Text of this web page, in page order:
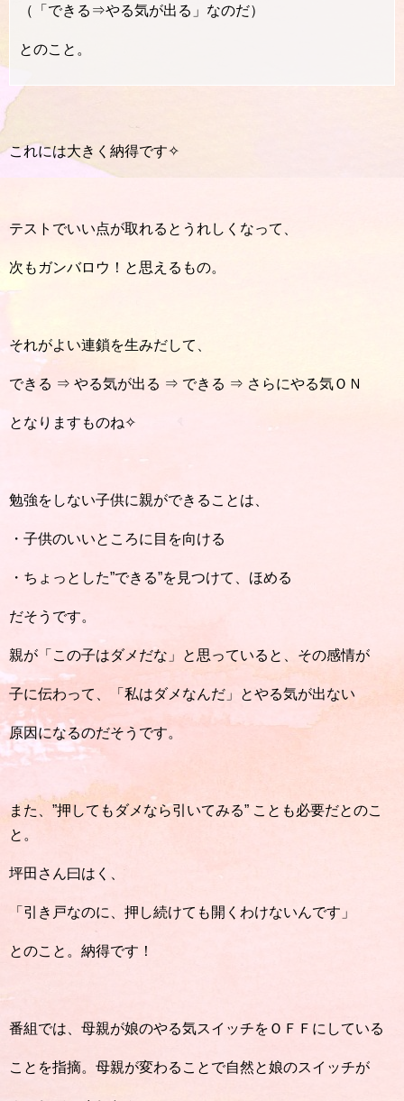
（「できる⇒やる気が出る」なのだ）
とのこと。
これには大きく納得です✧
テストでいい点が取れるとうれしくなって、
次もガンバロウ！と思えるもの。
それがよい連鎖を生みだして、
できる ⇒ やる気が出る ⇒ できる ⇒ さらにやる気ＯＮ
となりますものね✧
勉強をしない子供に親ができることは、
・子供のいいところに目を向ける
・ちょっとした”できる”を見つけて、ほめる
だそうです。
親が「この子はダメだな」と思っていると、その感情が
子に伝わって、「私はダメなんだ」とやる気が出ない
原因になるのだそうです。
また、”押してもダメなら引いてみる” ことも必要だとのこ
と。
坪田さん曰はく、
「引き戸なのに、押し続けても開くわけないんです」
とのこと。納得です！
番組では、母親が娘のやる気スイッチをＯＦＦにしている
ことを指摘。母親が変わることで自然と娘のスイッチが